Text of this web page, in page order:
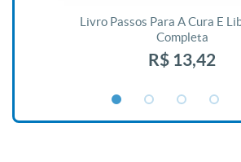
Livro Passos Para A Cura E
Completa
R$ 13,42